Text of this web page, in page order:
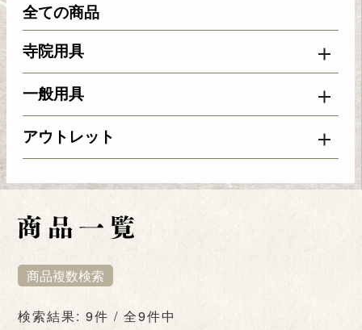
全ての商品
寺院用具
一般用具
アウトレット
商品複数検索
検索結果: 9件 / 全9件中